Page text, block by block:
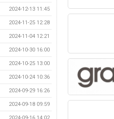
2024-12-13 11:45
2024-11-25 12:28
2024-11-04 12:21
2024-10-30 16:00
2024-10-25 13:00
2024-10-24 10:36
2024-09-29 16:26
2024-09-18 09:59